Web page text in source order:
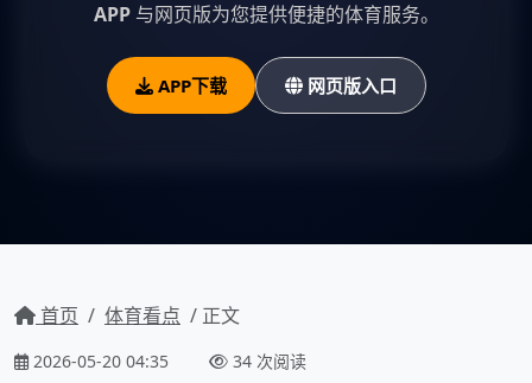
APP与网页版为您提供便捷的体育服务。
APP下载 网页版入口
首页 / 体育看点 / 正文
2026-05-20 04:35 34 次阅读